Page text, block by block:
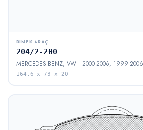
BINEK ARAÇ
204/2-200
MERCEDES-BENZ, VW · 2000-2006, 1999-2006
164.6 x 73 x 20